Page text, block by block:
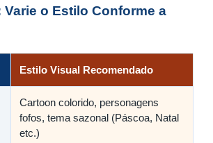
Varie o Estilo Conforme a
Estilo Visual Recomendado
Cartoon colorido, personagens
fofos, tema sazonal (Páscoa, Natal
etc.)